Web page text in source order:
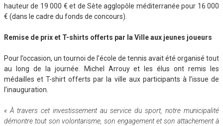
hauteur de 19 000 € et de Sète agglopôle méditerranée pour 16 000
€ (dans le cadre du fonds de concours).
Remise de prix et T-shirts offerts par la Ville aux jeunes joueurs
Pour l’occasion, un tournoi de l’école de tennis avait été organisé tout
au long de la journée. Michel Arrouy et les élus ont remis les
médailles et T-shirt offerts par la ville aux participants à l’issue de
l’inauguration.
« À travers cet investissement au service du sport, notre municipalité
démontre tout son volontarisme, son engagement et son attachement à